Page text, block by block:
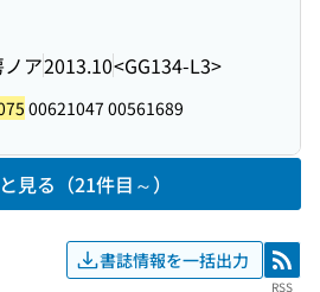
ア2013.10<GG134-L3>
00621047 00561689
見る（21件目～）
書誌情報を一括出力 RSS
RSS